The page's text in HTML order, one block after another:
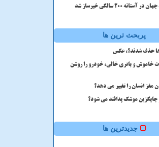
۲۰۰ سالگی خبرساز شد
پربحث ترین ها
ها حذف شدند؟، عکس
خاموش و باتری خالی، خودرو را روشن
مغز انسان را تغییر می دهد؟
جایگزین موشک پدافند می شود؟
جدیدترین ها